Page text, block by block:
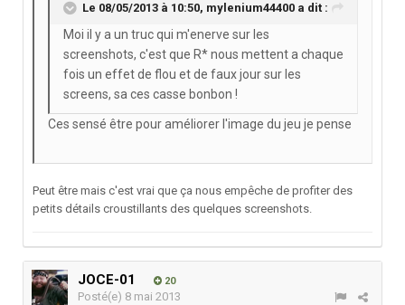
Le 08/05/2013 à 10:50, mylenium44400 a dit :
Moi il y a un truc qui m'enerve sur les
screenshots, c'est que R* nous mettent a chaque
fois un effet de flou et de faux jour sur les
screens, sa ces casse bonbon !
Ces sensé être pour améliorer l'image du jeu je pense
Peut être mais c'est vrai que ça nous empêche de profiter des
petits détails croustillants des quelques screenshots.
JOCE-01 20
Posté(e) 8 mai 2013